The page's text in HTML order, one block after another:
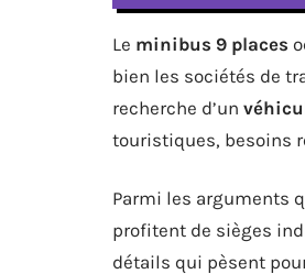
Le minibus 9 places
bien les sociétés de
recherche d’un
touristiques, besoins
Parmi les arguments
profitent de sièges
détails qui pèsent